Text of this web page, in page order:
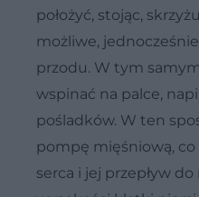
położyć, stojąc,
możliwe,
przodu. W tym
wspinać na palce,
pośladków. W ten
pompę mięśniową,
serca i jej przepływ do